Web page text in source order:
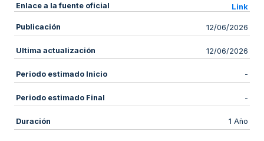
Enlace a la fuente oficial Link
Publicación 12/06/2026
Ultima actualización 12/06/2026
Periodo estimado Inicio -
Periodo estimado Final -
Duración 1 Año